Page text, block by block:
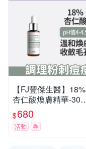
【FJ豐傑生醫】18%
杏仁酸煥膚精華-
瓶(代謝粉刺ｘ收斂毛
孔)
$680
活動 券